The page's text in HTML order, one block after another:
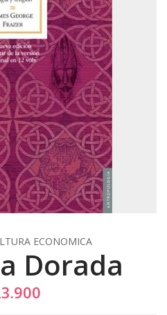
ECONOMICA
Dorada